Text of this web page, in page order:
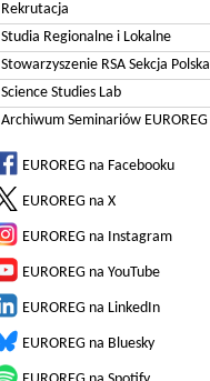
Rekrutacja
Studia Regionalne i Lokalne
Stowarzyszenie RSA Sekcja Polska
Science Studies Lab
Archiwum Seminariów EUROREG
EUROREG na Facebooku
EUROREG na X
EUROREG na Instagram
EUROREG na YouTube
EUROREG na LinkedIn
EUROREG na Bluesky